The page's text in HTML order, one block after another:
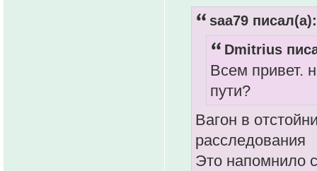
saa79 писал(а):
Dmitrius
Всем привет.
пути?
Вагон в
расследования
Это напомнило